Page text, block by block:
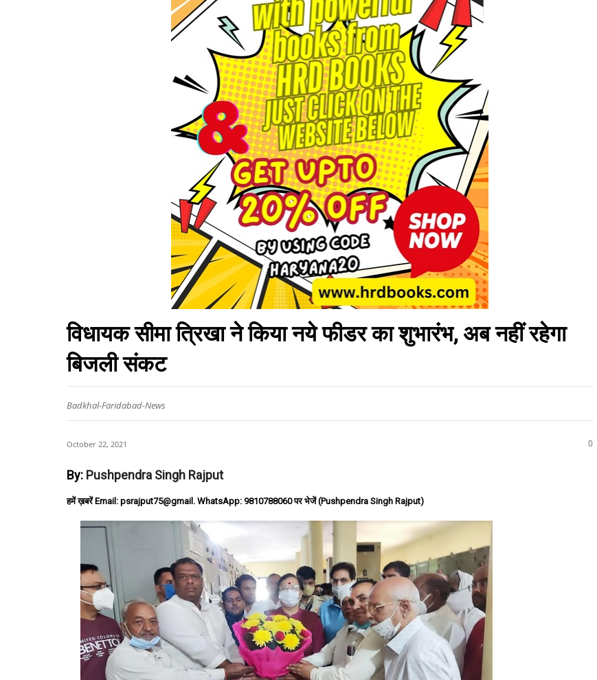
विधायक सीमा त्रिखा ने किया नये फीडर का शुभारंभ, अब नहीं रहेगा
बिजली संकट
Badkhal-Faridabad-News
October 22, 2021 0
By: Pushpendra Singh Rajput
हमें ख़बरें Email: psrajput75@gmail. WhatsApp: 9810788060 पर भेजें (Pushpendra Singh Rajput)